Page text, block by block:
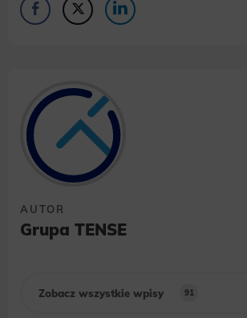
AUTOR
Grupa TENSE
Zobacz wszystkie wpisy 91